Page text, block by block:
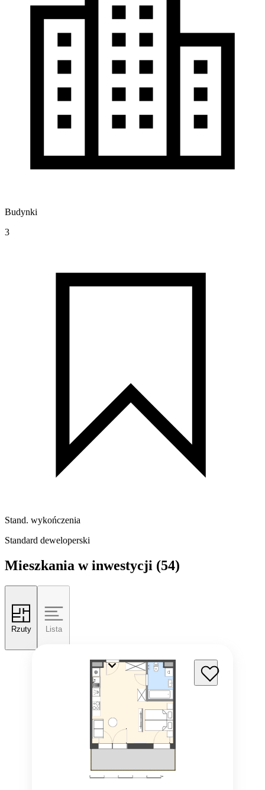
Budynki
3
Stand. wykończenia
Standard deweloperski
Mieszkania w inwestycji (54)
Rzuty Lista